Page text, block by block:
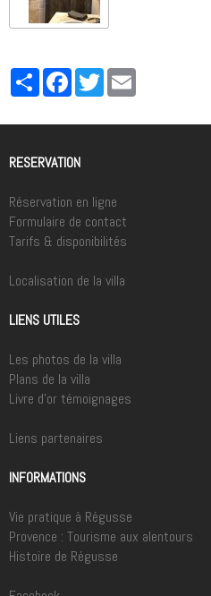
PartagerFacebookTwitter
RESERVATION
Réservation en ligne
Formulaire de contact
Tarifs & disponibilités
Localisation de la villa
LIENS UTILES
Les photos de la villa
Plans de la villa
Livre d'or témoignages
Liens partenaires
INFORMATIONS
Vie pratique à Régusse
Provence : Tourisme aux alentours
Histoire de Régusse